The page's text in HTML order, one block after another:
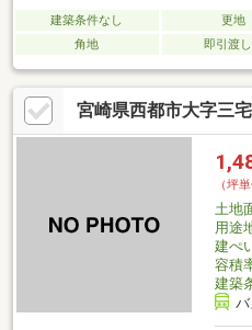
建築条件なし 更地
角地
即引渡
宮崎県西都市大字三
（坪
土地
用途
建ぺ
容積
建築